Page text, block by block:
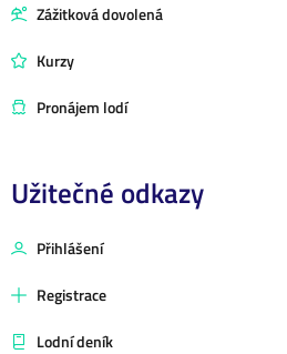
Zážitková dovolená
Kurzy
Pronájem lodí
Užitečné odkazy
Přihlášení
Registrace
Lodní deník